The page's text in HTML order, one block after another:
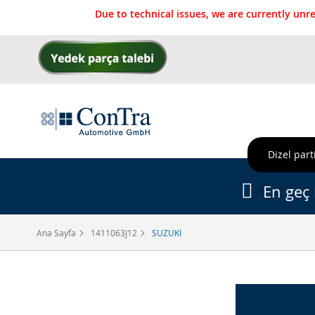
Due to technical issues, we are currently
İçeriğe
Dizel
Ana Sayfa 1411063J12 SUZUKI
En